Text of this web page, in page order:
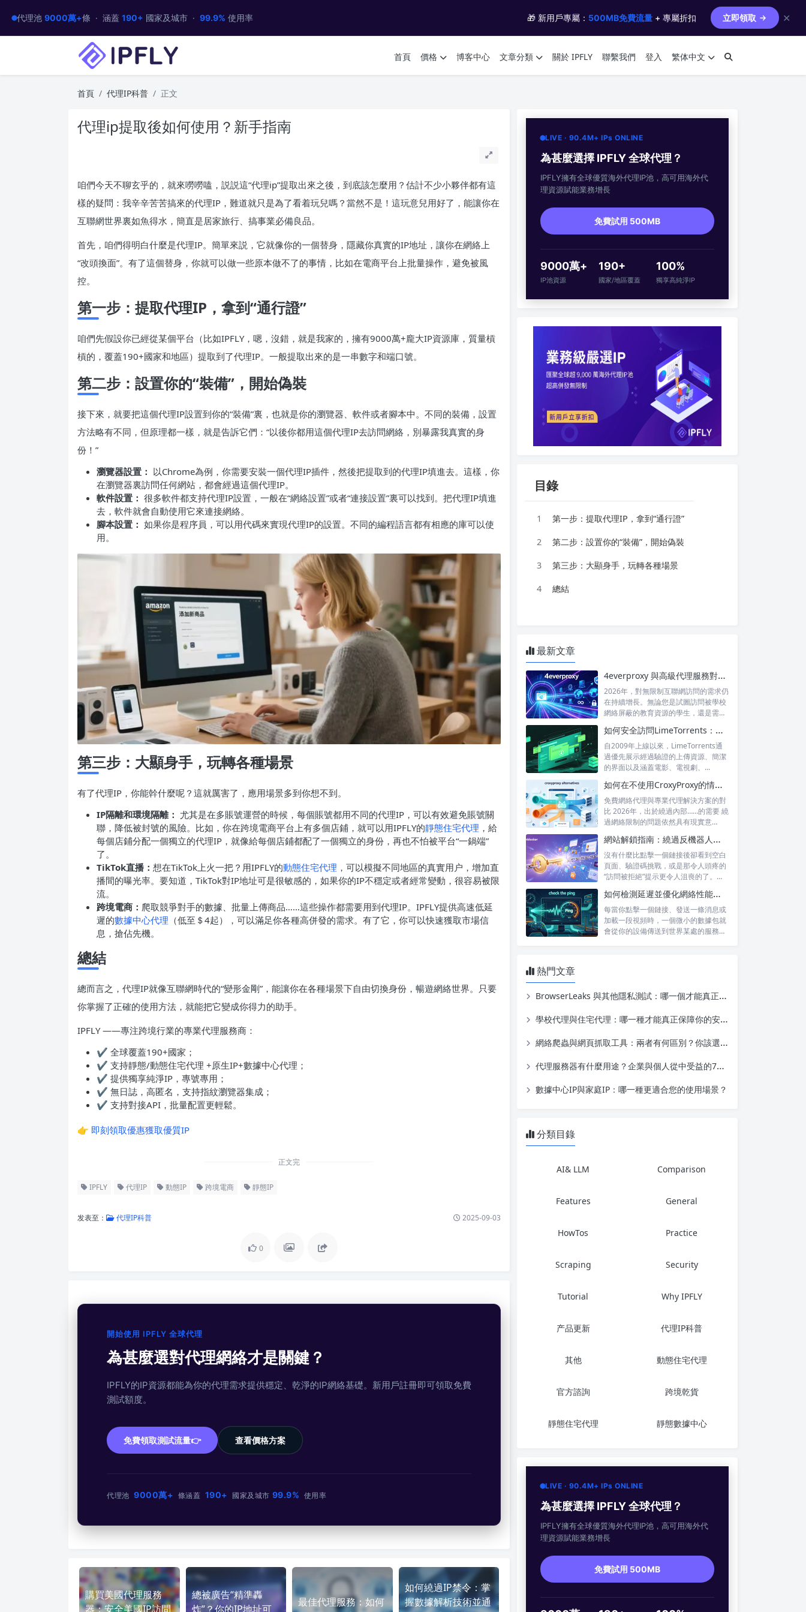
代理池 9000萬+條 · 涵蓋 190+ 國家及城市 · 99.9% 使用率 🎁 新用戶專屬： 500MB免費流量 + 專屬折扣 立即領取 ✕
首頁 價格 博客中心 文章分類 關於 IPFLY 聯繫我們 登入 繁体中文
首頁 代理IP科普 正文
代理ip提取後如何使用？新手指南
咱們今天不聊玄乎的，就來嘮嘮嗑，説説這“代理ip”提取出來之後，到底該怎麼用？估計不少小夥伴都有這
樣的疑問：我辛辛苦苦搞來的代理IP，難道就只是為了看着玩兒嗎？當然不是！這玩意兒用好了，能讓你在
互聯網世界裏如魚得水，簡直是居家旅行、搞事業必備良品。
首先，咱們得明白什麼是代理IP。簡單來説，它就像你的一個替身，隱藏你真實的IP地址，讓你在網絡上
“改頭換面”。有了這個替身，你就可以做一些原本做不了的事情，比如在電商平台上批量操作，避免被風
控。
第一步：提取代理IP，拿到“通行證”
咱們先假設你已經從某個平台（比如IPFLY，嗯，沒錯，就是我家的，擁有9000萬+龐大IP資源庫，質量槓
槓的，覆蓋190+國家和地區）提取到了代理IP。一般提取出來的是一串數字和端口號。
第二步：設置你的“裝備”，開始偽裝
接下來，就要把這個代理IP設置到你的“裝備”裏，也就是你的瀏覽器、軟件或者腳本中。不同的裝備，設置
方法略有不同，但原理都一樣，就是告訴它們：“以後你都用這個代理IP去訪問網絡，別暴露我真實的身
份！”
瀏覽器設置： 以Chrome為例，你需要安裝一個代理IP插件，然後把提取到的代理IP填進去。這樣，你
在瀏覽器裏訪問任何網站，都會經過這個代理IP。
軟件設置： 很多軟件都支持代理IP設置，一般在“網絡設置”或者“連接設置”裏可以找到。把代理IP填進
去，軟件就會自動使用它來連接網絡。
腳本設置： 如果你是程序員，可以用代碼來實現代理IP的設置。不同的編程語言都有相應的庫可以使
用。
第三步：大顯身手，玩轉各種場景
有了代理IP，你能幹什麼呢？這就厲害了，應用場景多到你想不到。
IP隔離和環境隔離： 尤其是在多賬號運營的時候，每個賬號都用不同的代理IP，可以有效避免賬號關
聯，降低被封號的風險。比如，你在跨境電商平台上有多個店鋪，就可以用IPFLY的靜態住宅代理 ，給
每個店鋪分配一個獨立的代理IP，就像給每個店鋪都配了一個獨立的身份，再也不怕被平台“一鍋端”
了。
TikTok直播： 想在TikTok上火一把？用IPFLY的動態住宅代理 ，可以模擬不同地區的真實用户，增加直
播間的曝光率。要知道，TikTok對IP地址可是很敏感的，如果你的IP不穩定或者經常變動，很容易被限
流。
跨境電商： 爬取競爭對手的數據、批量上傳商品……這些操作都需要用到代理IP。IPFLY提供高速低延
遲的數據中心代理 （低至＄4起），可以滿足你各種高併發的需求。有了它，你可以快速獲取市場信
息，搶佔先機。
總結
總而言之，代理IP就像互聯網時代的“變形金剛”，能讓你在各種場景下自由切換身份，暢遊網絡世界。只要
你掌握了正確的使用方法，就能把它變成你得力的助手。
IPFLY ——專注跨境行業的專業代理服務商：
✔ 全球覆蓋190+國家；
✔ 支持靜態/動態住宅代理 +原生IP+數據中心代理；
✔ 提供獨享純淨IP，專號專用；
✔ 無日誌，高匿名，支持指紋瀏覽器集成；
✔ 支持對接API，批量配置更輕鬆。
👉 即刻領取優惠獲取優質IP
正文完
IPFLY 代理IP 動態IP 跨境電商 靜態IP
发表至： 代理IP科普 2025-09-03
0
開始使用 IPFLY 全球代理
為甚麼選對代理網絡才是關鍵？
IPFLY的IP資源都能為你的代理需求提供穩定、乾淨的IP網絡基礎。新用戶註冊即可領取免費
測試額度。
免費領取測試流量👉 查看價格方案
代理池 9000萬+ 條涵蓋 190+ 國家及城市 99.9% 使用率
購買美國代理服務
器：安全美國IP訪問
總被廣告“精準轟
炸”？你的IP地址可
最佳代理服務：如何
如何繞過IP禁令：掌
握數據解析技術並通
LIVE · 90.4M+ IPs ONLINE
為甚麼選擇 IPFLY 全球代理？
IPFLY擁有全球優質海外代理IP池，高可用海外代
理資源賦能業務增長
免費試用 500MB
9000萬+
IP池資源
190+
國家/地區覆蓋
100%
獨享高純淨IP
目錄
1 第一步：提取代理IP，拿到“通行證”
2 第二步：設置你的“裝備”，開始偽裝
3 第三步：大顯身手，玩轉各種場景
4 總結
最新文章
4everproxy 與高級代理服務對比：速度、隱私和可靠性的比較
2026年，對無限制互聯網訪問的需求仍
在持續增長。無論您是試圖訪問被學校
網絡屏蔽的教育資源的學生，還是需要
如何安全訪問LimeTorrents：使用家庭代理繞過封鎖
自2009年上線以來，LimeTorrents通
過優先展示經過驗證的上傳資源、簡潔
的界面以及涵蓋電影、電視劇、...
如何在不使用CroxyProxy的情況下解鎖網站：熱門替代方案對比
免費網絡代理與專業代理解決方案的對
比 2026年，出於繞過內部……的需要 繞
過網絡限制的問題依然具有現實意
網站解鎖指南：繞過反機器人系統並訪問被屏蔽的內容
沒有什麼比點擊一個鏈接後卻看到空白
頁面、驗證碼挑戰，或是那令人頭疼的
“訪問被拒絕”提示更令人沮喪的了。無
如何檢測延遲並優化網絡性能，以提升遊戲和直播體驗
每當你點擊一個鏈接、發送一條消息或
加載一段視頻時，一個微小的數據包就
會從你的設備傳送到世界某處的服務器
熱門文章
BrowserLeaks 與其他隱私測試：哪一個才能真正揭示你的真實身份？
學校代理與住宅代理：哪一種才能真正保障你的安全？
網絡爬蟲與網頁抓取工具：兩者有何區別？你該選擇哪一種？
代理服務器有什麼用途？企業與個人從中受益的7種強大方式
數據中心IP與家庭IP：哪一種更適合您的使用場景？
分類目錄
AI& LLM Comparison
Features General
HowTos Practice
Scraping Security
Tutorial Why IPFLY
产品更新 代理IP科普
其他 動態住宅代理
官方諮詢 跨境乾貨
靜態住宅代理 靜態數據中心
LIVE · 90.4M+ IPs ONLINE
為甚麼選擇 IPFLY 全球代理？
IPFLY擁有全球優質海外代理IP池，高可用海外代
理資源賦能業務增長
免費試用 500MB